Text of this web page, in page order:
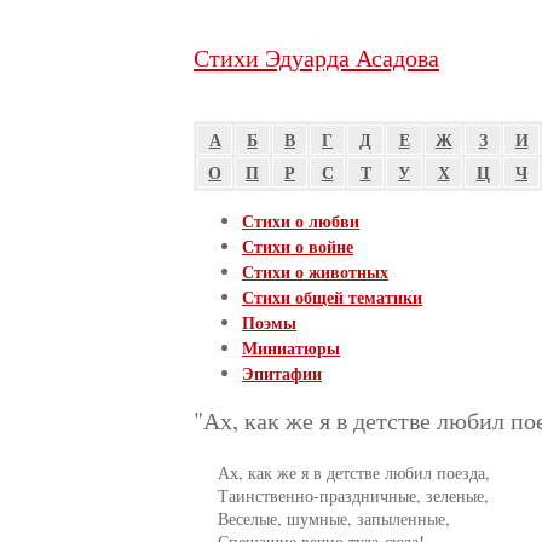
Стихи Эдуарда Асадова
А Б В Г Д Е Ж З И
О
П Р С Т У Х Ц Ч
Стихи о любви
Стихи о войне
Стихи о животных
Стихи общей тематики
Поэмы
Миниатюры
Эпитафии
"Ах, как же я в детстве любил
     Ах, как же я в детстве любил поезда,
     Таинственно-праздничные, зеленые,
     Веселые, шумные, запыленные,